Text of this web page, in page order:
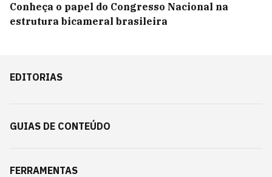
Conheça o papel do Congresso Nacional na
estrutura bicameral brasileira
EDITORIAS
GUIAS DE CONTEÚDO
FERRAMENTAS